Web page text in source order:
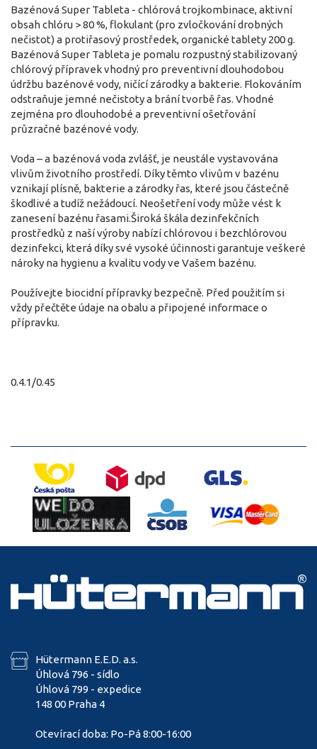
Bazénová Super Tableta - chlórová trojkombinace, aktivní
obsah chlóru > 80 %, flokulant (pro zvločkování drobných
nečistot) a protiřasový prostředek, organické tablety 200 g.
Bazénová Super Tableta je pomalu rozpustný stabilizovaný
chlórový přípravek vhodný pro preventivní dlouhodobou
údržbu bazénové vody, ničící zárodky a bakterie. Flokováním
odstraňuje jemné nečistoty a brání tvorbě řas. Vhodné
zejména pro dlouhodobé a preventivní ošetřování
průzračné bazénové vody.
Voda – a bazénová voda zvlášť, je neustále vystavována
vlivům životního prostředí. Díky těmto vlivům v bazénu
vznikají plísně, bakterie a zárodky řas, které jsou částečně
škodlivé a tudíž nežádoucí. Neošetření vody může vést k
zanesení bazénu řasami.Široká škála dezinfekčních
prostředků z naší výroby nabízí chlórovou i bezchlórovou
dezinfekci, která díky své vysoké účinnosti garantuje veškeré
nároky na hygienu a kvalitu vody ve Vašem bazénu.
Používejte biocidní přípravky bezpečně. Před použitím si
vždy přečtěte údaje na obalu a připojené informace o
přípravku.
0.4.1/0.45
Hütermann E.E.D. a.s.
Úhlová 796 - sídlo
Úhlová 799 - expedice
148 00 Praha 4
Otevírací doba: Po-Pá 8:00-16:00